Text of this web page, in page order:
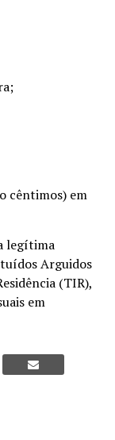
cêntimos) em
legítima
Arguidos
(TIR),
em